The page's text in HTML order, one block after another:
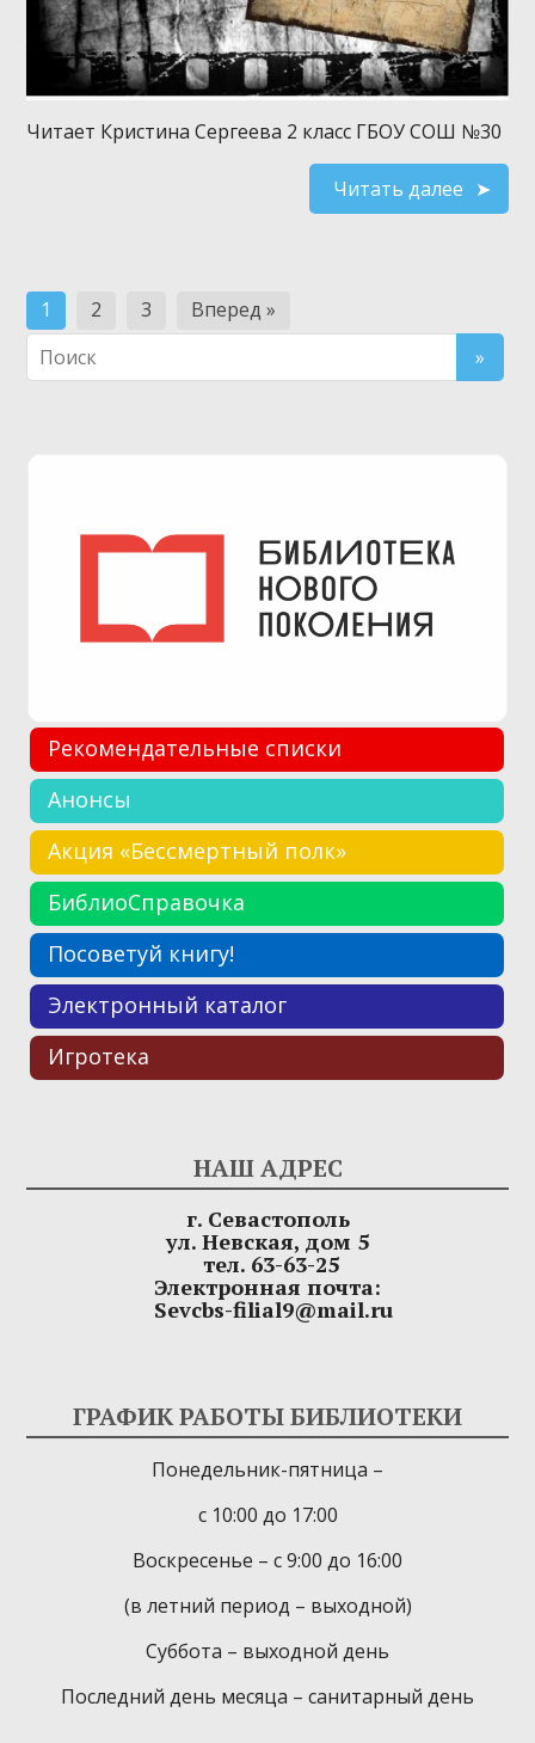
Читает Кристина Сергеева 2 класс ГБОУ СОШ №30
Читать далее
Навигация
по
записям
1 2 3 Вперед »
Рекомендательные списки
Анонсы
Акция «Бессмертный полк»
БиблиоСправочка
Посоветуй книгу!
Электронный каталог
Игротека
НАШ АДРЕС
г. Севастополь
ул. Невская, дом 5
тел. 63-63-25
Электронная почта:
Sevcbs-filial9@mail.ru
ГРАФИК РАБОТЫ БИБЛИОТЕКИ
Понедельник-пятница –
с 10:00 до 17:00
Воскресенье – с 9:00 до 16:00
(в летний период – выходной)
Суббота – выходной день
Последний день месяца – санитарный день